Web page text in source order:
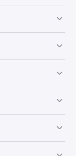
。交易所用它來以
根據價格/時間優
實際價格之間的
訂單創建至成交
拆分成多筆交易
影響，我們在填
像，如果用戶以
3,155.6 歐元，
元。
單累積量。給定
價格上的買入訂
，當前在該價格或
異。